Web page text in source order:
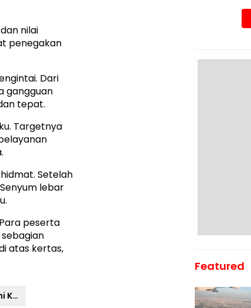
nilai
penegakan
Dari
gangguan
tepat.
Targetnya
Setelah
lebar
peserta
atas kertas,
Tandatangani Kerjasama Penegakkan Hukum
Featured